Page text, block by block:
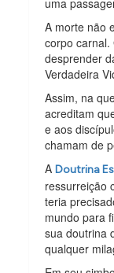
A morte não
corpo
desprender
Verdadeira
Assim, na
acreditam
e aos
chamam de
ADoutrina
ressurreição
teria
mundo para
sua doutrina
qualquer